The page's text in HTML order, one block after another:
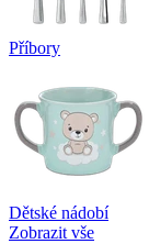
Příbory
Dětské nádobí
Zobrazit vše